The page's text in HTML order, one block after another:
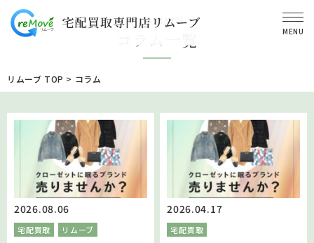
MENU
COLUMN
リムーブ TOP > コラム
2026.08.06
宅配買取 リムーブ
2026.04.17
宅配買取